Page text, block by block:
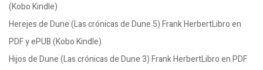
(Kobo Kindle)
Herejes de Dune (Las crónicas de Dune 5) Frank HerbertLibro en
PDF y ePUB (Kobo Kindle)
Hijos de Dune (Las crónicas de Dune 3) Frank HerbertLibro en PDF